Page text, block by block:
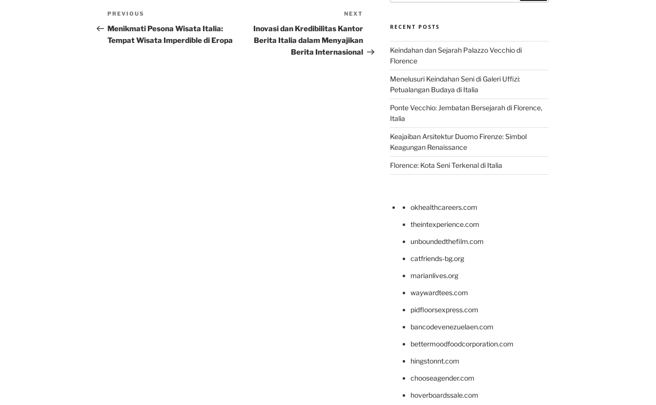
Post
navigation
Previous
Post
PREVIOUS
Menikmati Pesona Wisata Italia:
Tempat Wisata Imperdible di Eropa
Post
NEXT
Inovasi dan Kredibilitas Kantor
Berita Italia dalam Menyajikan
Berita Internasional
RECENT POSTS
Keindahan dan Sejarah Palazzo Vecchio di
Florence
Menelusuri Keindahan Seni di Galeri Uffizi:
Petualangan Budaya di Italia
Ponte Vecchio: Jembatan Bersejarah di Florence,
Italia
Keajaiban Arsitektur Duomo Firenze: Simbol
Keagungan Renaissance
Florence: Kota Seni Terkenal di Italia
okhealthcareers.com
theintexperience.com
unboundedthefilm.com
catfriends-bg.org
marianlives.org
waywardtees.com
pidfloorsexpress.com
bancodevenezuelaen.com
bettermoodfoodcorporation.com
hingstonnt.com
chooseagender.com
hoverboardssale.com